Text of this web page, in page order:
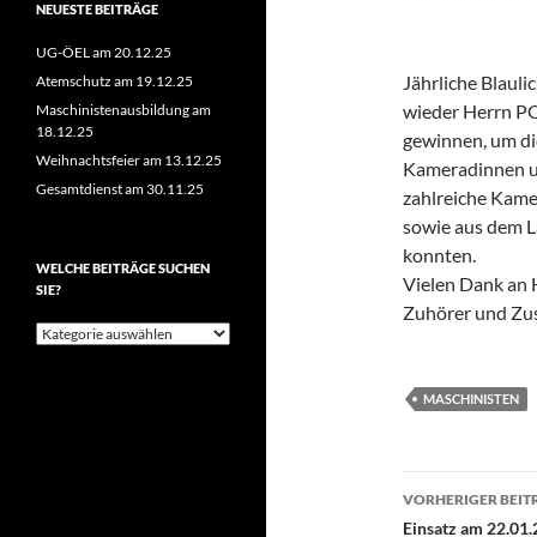
Jährliche
wieder Herrn
gewinnen, um
Kameradinnen
zahlreiche
sowie aus dem
konnten.
Vielen Dank an
Zuhörer und
MASCHINISTEN
VORHERIGER
Einsatz am
NEUESTE BEITRÄGE
UG-ÖEL am 20.12.25
Atemschutz am 19.12.25
Maschinistenausbildung am
18.12.25
Weihnachtsfeier am 13.12.25
Gesamtdienst am 30.11.25
WELCHE BEITRÄGE SUCHEN
SIE?
Welche